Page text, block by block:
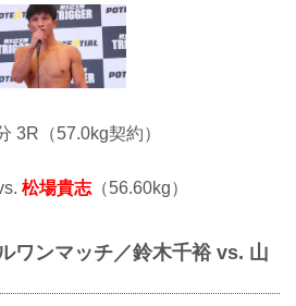
3R（57.0kg契約）
松場貴志 （56.60kg）
ワンマッチ／鈴木千裕 vs. 山